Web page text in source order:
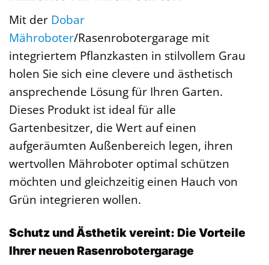
Mit der Dobar
Mähroboter/Rasenrobotergarage mit
integriertem Pflanzkasten in stilvollem Grau
holen Sie sich eine clevere und ästhetisch
ansprechende Lösung für Ihren Garten.
Dieses Produkt ist ideal für alle
Gartenbesitzer, die Wert auf einen
aufgeräumten Außenbereich legen, ihren
wertvollen Mähroboter optimal schützen
möchten und gleichzeitig einen Hauch von
Grün integrieren wollen.
Schutz und Ästhetik vereint: Die Vorteile
Ihrer neuen Rasenrobotergarage